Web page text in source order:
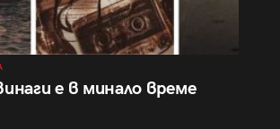
е в минало време